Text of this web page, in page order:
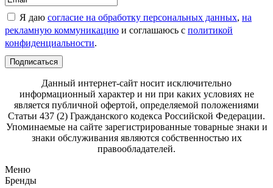
Я даю согласие на обработку персональных данных, на
рекламную коммуникацию и соглашаюсь с политикой
конфиденциальности.
Подписаться
Данный интернет-сайт носит исключительно
информационный характер и ни при каких условиях не
является публичной офертой, определяемой положениями
Статьи 437 (2) Гражданского кодекса Российской Федерации.
Упоминаемые на сайте зарегистрированные товарные знаки и
знаки обслуживания являются собственностью их
правообладателей.
Меню
Бренды